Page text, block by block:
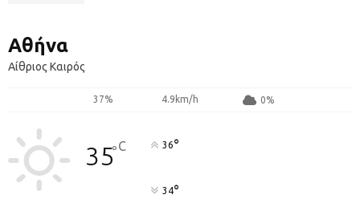
Αθήνα
Αίθριος Καιρός
37% 4.9km/h 0%
35°C 36°
34°